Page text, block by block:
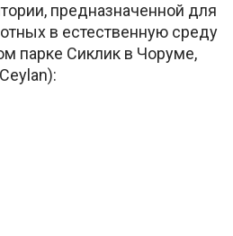
предназначенной для
в естественную среду
парке Сиклик в Чоруме,